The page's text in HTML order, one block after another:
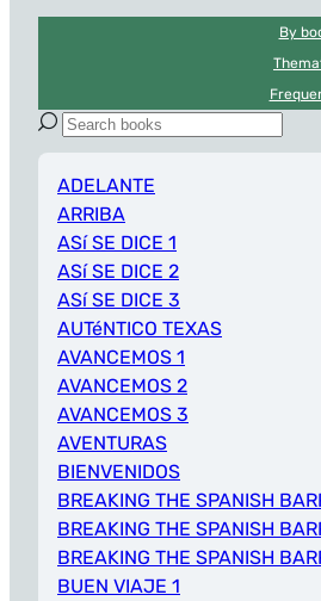
By
ADELANTE
ARRIBA
ASí SE DICE 1
ASí SE DICE 2
ASí SE DICE 3
AUTéNTICO TEXAS
AVANCEMOS 1
AVANCEMOS 2
AVANCEMOS 3
AVENTURAS
BIENVENIDOS
BREAKING THE SPANISH
BREAKING THE SPANISH
BREAKING THE SPANISH
BUEN VIAJE 1